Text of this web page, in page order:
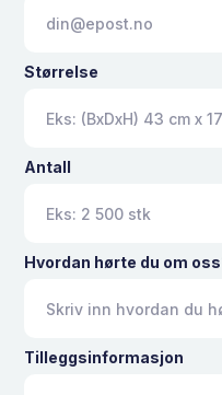
Størrelse
Antall
Hvordan hørte du om
Tilleggsinformasjon